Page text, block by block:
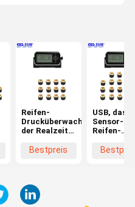
Reifen-
Drucküberwachungssystem
der Realzeit-
der Reifen-
Bestpreis
USB, das
Sensor-
Reifen-